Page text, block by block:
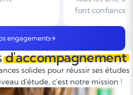
domicile en
engagements
d'accompagnement
solides pour réussir ses études
d'étude, c'est notre mission !